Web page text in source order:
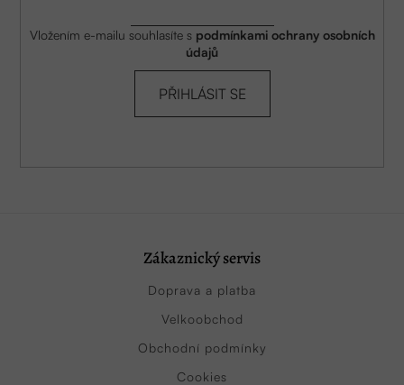
Vložením e-mailu souhlasíte s podmínkami ochrany osobních
údajů
PŘIHLÁSIT SE
Zákaznický servis
Doprava a platba
Velkoobchod
Obchodní podmínky
Cookies